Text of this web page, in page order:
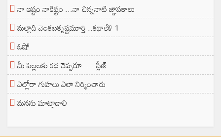
నా ఇష్టం నాకిష్టం ...నా చిన్ననాటి జ్ఞాపకాలు
మల్లాది వెంకటకృష్ణమూర్తి ..కథాకేళి 1
ఓషో
మీ పిల్లలకు కథ చెప్పరూ .....ప్లీజ్
ఎల్లోరా గుహలు ఎలా నిర్మించారు
మనసు మాట్లాడాలి